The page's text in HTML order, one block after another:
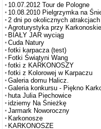
10.07.2012 Tour de Pologne
10.08.2010 Pielgrzymka na
2 dni po okolicznych atrakcjach
Agroturystyka przy
BIAŁY JAR wyciąg
Cuda Natury
fotki karpacza (test)
Fotki Świątyni Wang
fotki z KARKONOSZY
fotki z Kolorowej w Karpaczu
Galeria domu Halicz.
Galeria konkursu - Piękno
huta Julia Piechowice
idziemy Na Śnieżkę
Jarmark Noworoczny
Karkonosze
KARKONOSZE